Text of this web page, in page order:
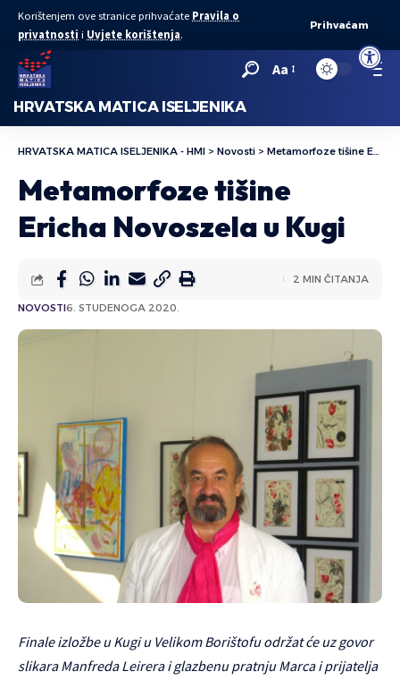
Open
Korištenjem ove stranice prihvaćate Pravila o
privatnosti i Uvjete korištenja.
Prihvaćam
Aa
HRVATSKA MATICA ISELJENIKA
HRVATSKA MATICA ISELJENIKA - HMI > Novosti > Metamorfoze tišine Ericha Novoszela u Kugi
Metamorfoze tišine
Ericha Novoszela u Kugi
NOVOSTI6. STUDENOGA 2020.
2 MIN ČITANJA
Finale izložbe u Kugi u Velikom Borištofu održat će uz govor
slikara Manfreda Leirera i glazbenu pratnju Marca i prijatelja